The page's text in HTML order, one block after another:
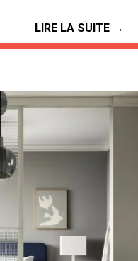
LIRE LA SUITE →